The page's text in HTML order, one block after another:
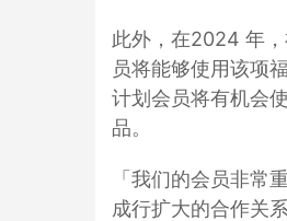
此外，在2024 年
员将能够使用该项
计划会员将有机会
品。
「我们的会员非常
成行扩大的合作关